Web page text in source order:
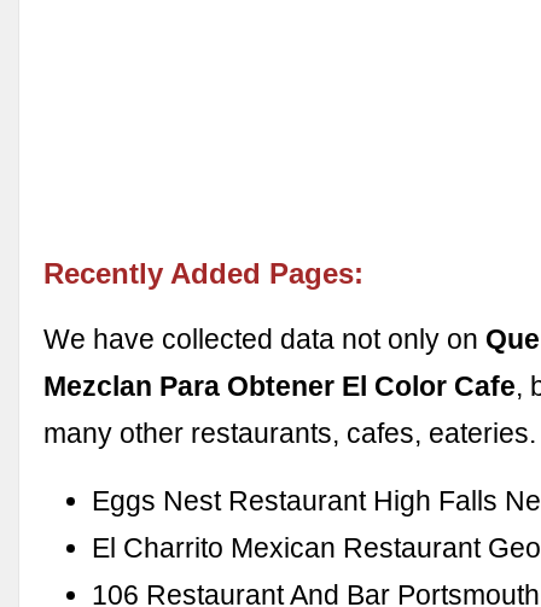
Recently Added Pages:
We have collected data not only on
Mezclan Para Obtener El Color Cafe,
many other restaurants, cafes, eateries.
Eggs Nest Restaurant High Falls
El Charrito Mexican Restaurant
106 Restaurant And Bar